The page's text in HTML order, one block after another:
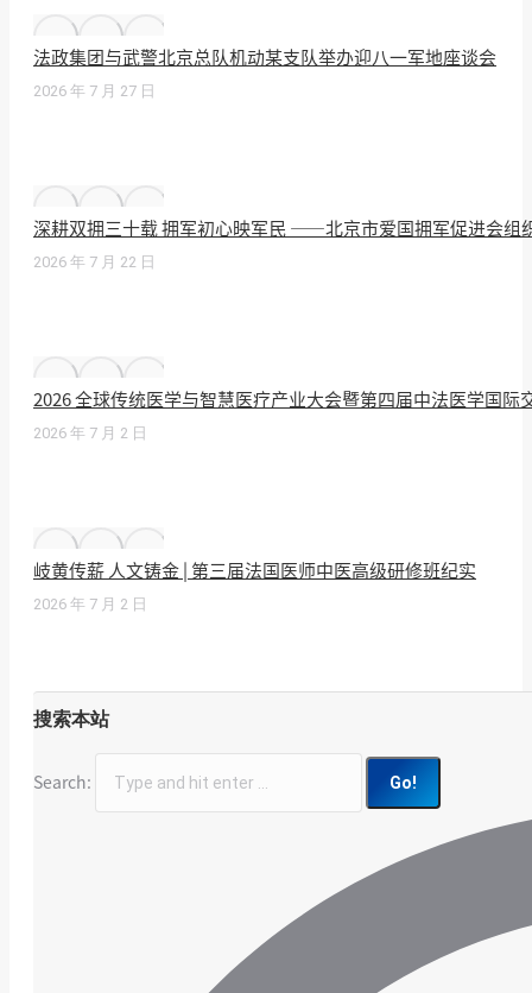
法政集团与武警北京总队机动某支队举办迎八一军地座谈会
2026 年 7 月 27 日
深耕双拥三十载 拥军初心映军民 ——北京市爱国拥军促进会组
2026 年 7 月 22 日
2026 全球传统医学与智慧医疗产业大会暨第四届中法医学国际
2026 年 7 月 2 日
岐黄传薪 人文铸金 | 第三届法国医师中医高级研修班纪实
2026 年 7 月 2 日
搜索本站
Search: